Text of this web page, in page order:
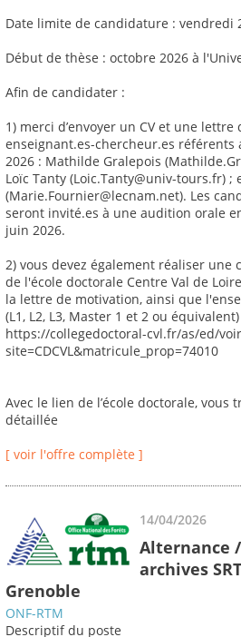
Date limite de candidature : vendredi
Début de thèse : octobre 2026 à
Afin de candidater :
1) merci d’envoyer un CV et une
enseignant.es-chercheur.es référents
2026 : Mathilde Gralepois
Loïc Tanty (Loic.Tanty@univ-tours.fr)
(Marie.Fournier@lecnam.net). Les
seront invité.es à une audition orale
juin 2026.
2) vous devez également réaliser une
de l'école doctorale Centre Val de
la lettre de motivation, ainsi que
(L1, L2, L3, Master 1 et 2 ou
https://collegedoctoral-cvl.fr/as/ed/
site=CDCVL&matricule_prop=74010
Avec le lien de l’école doctorale, vous
détaillée
[ voir l'offre complète ]
14/04/2026
Alternance
archives
Grenoble
ONF-RTM
Descriptif du poste